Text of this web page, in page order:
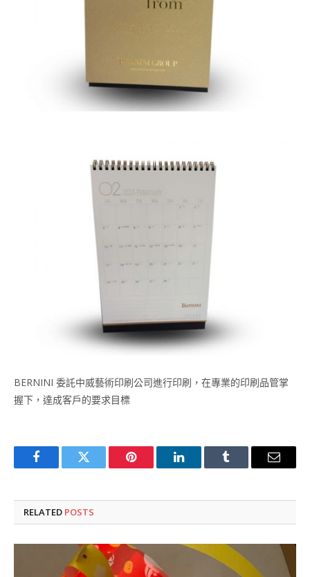
BERNINI 委託中威藝術印刷公司進行印刷，在專業的印刷品管掌
握下，達成客戶的要求目標
FacebookTwitter Pinterest LinkedInTumblr Email
RELATED POSTS